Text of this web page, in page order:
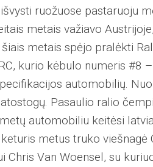
ruožuose pastaruoju
metais važiavo
metais spėjo pralėkti
kurio kėbulo numeris #8
automobilių.
Pasaulio ralio
automobiliu keitėsi
metus truko viešnagė
Van Woensel, su